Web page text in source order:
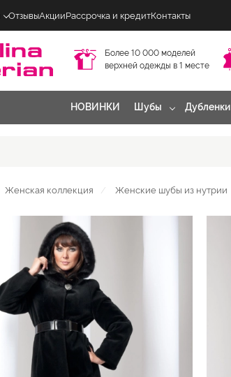
ОтзывыАкцииРассрочка и кредитКонтакты
Более 10 000 моделей
верхней одежды в 1 месте
НОВИНКИ Шубы Дубленки
Женская коллекция Женские шубы из нутрии